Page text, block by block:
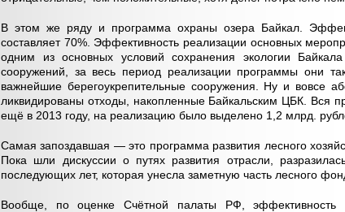
В этом же ряду и программа охраны озера Байкал.
составляет 70%. Эффективность реализации основных
одним из основных условий сохранения экологии
сооружений, за весь период реализации программы они
важнейшие берегоукрепительные сооружения. Ну и вовсе
ликвидированы отходы, накопленные Байкальским ЦБК. Вся
ещё в 2013 году, на реализацию было выделено 1,2 млрд.
Самая запоздавшая — это программа развития лесного
Пока шли дискуссии о путях развития отрасли,
последующих лет, которая унесла заметную часть лесного
Вообще, по оценке Счётной палаты РФ, эффективность